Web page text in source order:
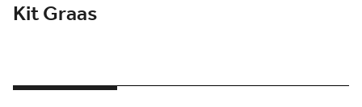
Kit Graas